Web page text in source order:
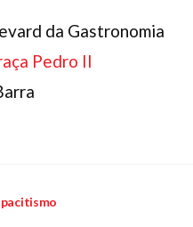
da Gastronomia
Pedro II